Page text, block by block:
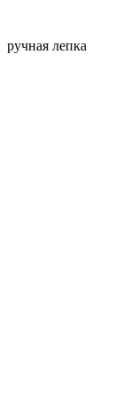
ручная лепка